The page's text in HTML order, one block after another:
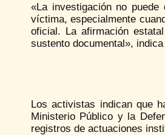
«La investigación no
víctima, especialmente
oficial. La afirmación
sustento documental»,
Los activistas indican que
Ministerio Público y la
registros de actuaciones